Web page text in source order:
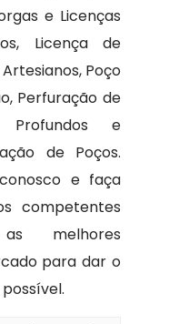
e Licenças
Licença de
Poço
Perfuração de
Profundos e
de Poços.
e faça
competentes
melhores
para dar o